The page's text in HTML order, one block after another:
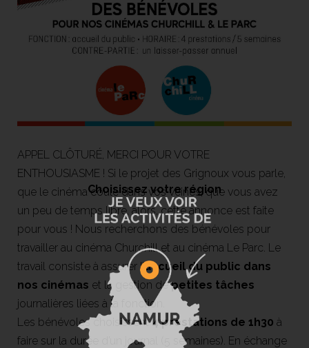
APPEL CLÔTURÉ, MERCI POUR VOTRE
ENTHOUSIASME ! Si le projet des Grignoux vous parle,
que le cinéma coule dans vos veines, que vous avez
un peu de temps libre, alors, cette annonce est faite
pour vous ! Nous recherchons des bénévoles pour
travailler au cinéma Churchill et au cinéma Le Parc. Le
travail consiste à assurer l’accueil du public dans
nos cinémas et la gestion depetites tâches
journalières liées à la fonction.
Les bénévoles choisissent4 prestations de 1h30 à
faire sur la durée d’un journal (5 semaines). En échange
Choisissez votre région